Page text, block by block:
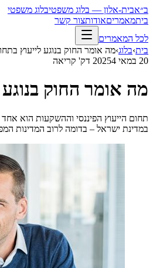
ב״אבית-אלון — בלוג משפטיבלוג משפטי
ביתמאמריםאודותצור קשר
לכל המאמרים
בית›בלוג›מה אומר החוק בנוגע לייעוץ
20 במאי 2025
4 דק' קריאה
מה אומר החוק
תחום הייעוץ הפיננסי וההשקעות הוא
במדינת ישראל – בדומה לרוב המדינות